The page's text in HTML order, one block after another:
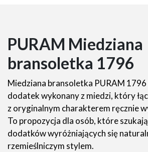
PURAM Miedziana
bransoletka 1796
Miedziana bransoletka PURAM
dodatek wykonany z miedzi, który
z oryginalnym charakterem ręcznie
To propozycja dla osób, które
dodatków wyróżniających się
rzemieślniczym stylem.